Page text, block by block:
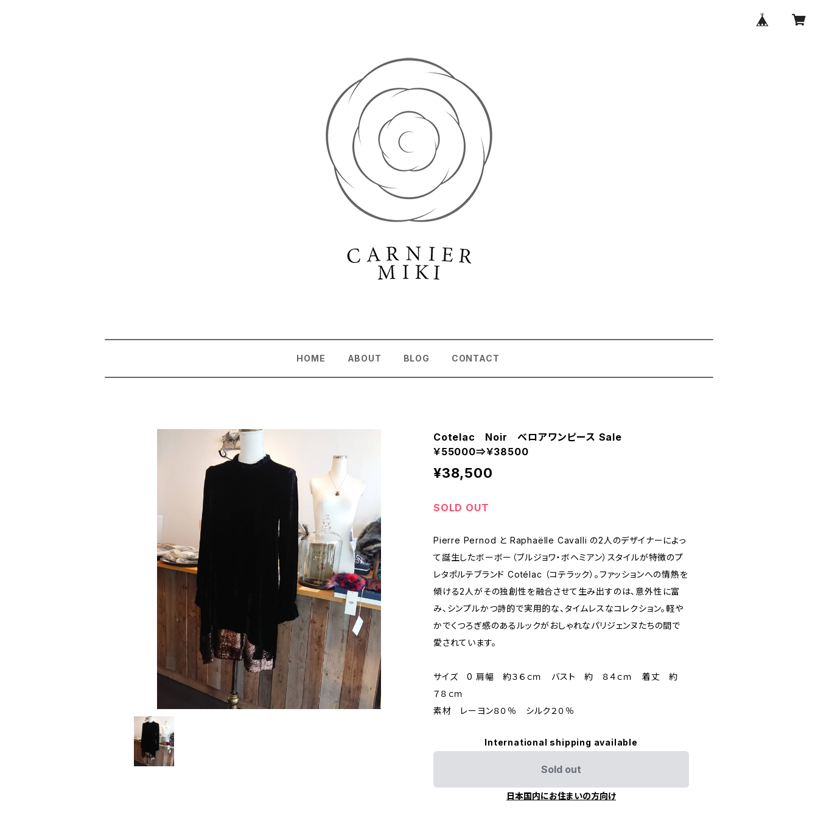
HOME ABOUT BLOG CONTACT
Cotelac Noir ベロアワンピース Sale
￥55000⇒￥38500
¥38,500
SOLD OUT
Pierre Pernod と Raphaëlle Cavalli の2人のデザイナーによっ
て誕生したボーボー（ブルジョワ・ボヘミアン）スタイルが特徴のプ
レタポルテブランド Cotélac （コテラック）。ファッションへの情熱を
傾ける2人がその独創性を融合させて生み出すのは、意外性に富
み、シンプルかつ詩的で実用的な、タイムレスなコレクション。軽や
かでくつろぎ感のあるルックがおしゃれなパリジェンヌたちの間で
愛されています。
サイズ 0 肩幅 約３６ｃｍ バスト 約 ８４ｃｍ 着丈 約
７８ｃｍ
素材 レーヨン８０％ シルク２０％
International shipping available
Sold out
日本国内にお住まいの方向け